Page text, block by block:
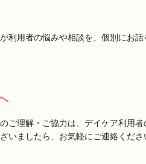
利用者の悩みや相談を、個別にお
ご理解・ご協力は、デイケア利用
いましたら、お気軽にご連絡くだ